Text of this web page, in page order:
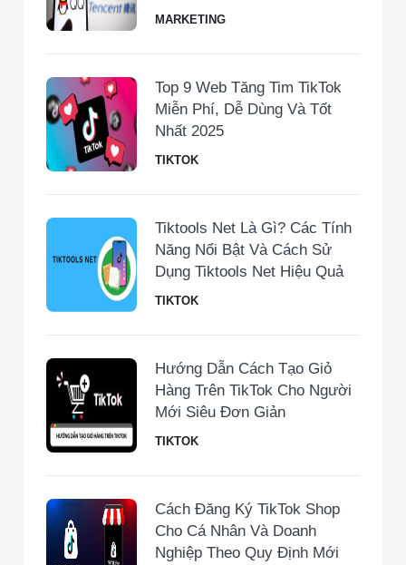
MARKETING
Top 9 Web Tăng Tim TikTok
Miễn Phí, Dễ Dùng Và Tốt
Nhất 2025
TIKTOK
Tiktools Net Là Gì? Các Tính
Năng Nổi Bật Và Cách Sử
Dụng Tiktools Net Hiệu Quả
TIKTOK
Hướng Dẫn Cách Tạo Giỏ
Hàng Trên TikTok Cho Người
Mới Siêu Đơn Giản
TIKTOK
Cách Đăng Ký TikTok Shop
Cho Cá Nhân Và Doanh
Nghiệp Theo Quy Định Mới